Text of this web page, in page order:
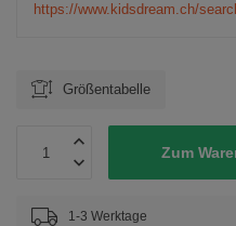
https://www.kidsdream.ch/
Größentabelle
Zum
1-3 Werktage